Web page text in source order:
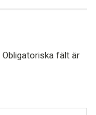
Obligatoriska fält är